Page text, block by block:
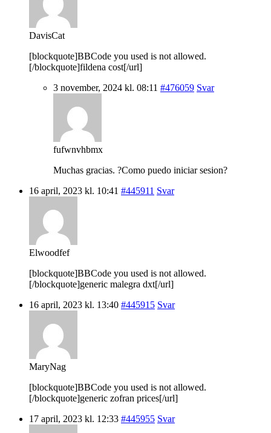
DavisCat
[blockquote]BBCode you used is not allowed.
[/blockquote]fildena cost[/url]
3 november, 2024 kl. 08:11 #476059 Svar
fufwnvhbmx
Muchas gracias. ?Como puedo iniciar sesion?
16 april, 2023 kl. 10:41 #445911 Svar
Elwoodfef
[blockquote]BBCode you used is not allowed.
[/blockquote]generic malegra dxt[/url]
16 april, 2023 kl. 13:40 #445915 Svar
MaryNag
[blockquote]BBCode you used is not allowed.
[/blockquote]generic zofran prices[/url]
17 april, 2023 kl. 12:33 #445955 Svar